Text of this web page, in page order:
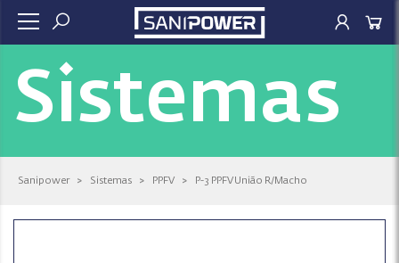
Sistemas
Sanipower > Sistemas > PPFV > P-3 PPFV União R/Macho